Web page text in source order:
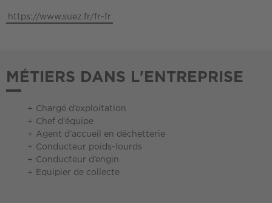
https://www.suez.fr/fr-fr
MÉTIERS DANS L'ENTREPRISE
Chargé d’exploitation
Chef d’équipe
Agent d’accueil en déchetterie
Conducteur poids-lourds
Conducteur d’engin
Equipier de collecte